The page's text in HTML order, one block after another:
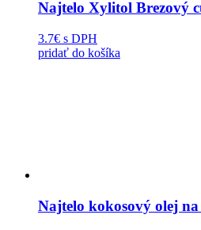
Najtelo Xylitol Brezový
3.7€ s DPH
pridať do košíka
Najtelo kokosový olej